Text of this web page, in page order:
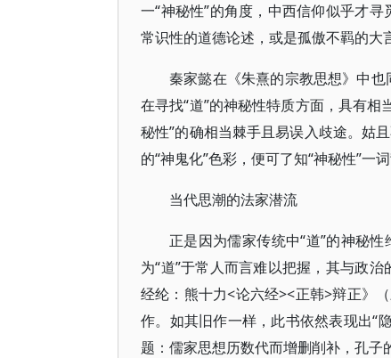
一“神秘性”的角度，中西信仰似乎才
常识性的道德论述，或是孤傲不羁的大
秦家懿在《朱熹的宗教思想》中
在寻找“道”的神秘性特质方面，具有
秘性”的确相当棘手且易误入歧途。姑
的“神鬼化”色彩，便可了知“神秘性”一
当代思潮的法家潜流
正是因为儒家传统中“道”的神秘
为“道”于常人而言难以把握，其与政
经纶：熊十力<论六经><正韩>辩正》
作。如其旧作一样，此书依然表现出“
题：儒家思想历数代而增删削补，孔子